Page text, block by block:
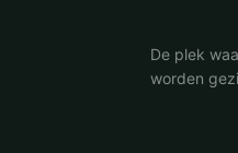
De plek
worden